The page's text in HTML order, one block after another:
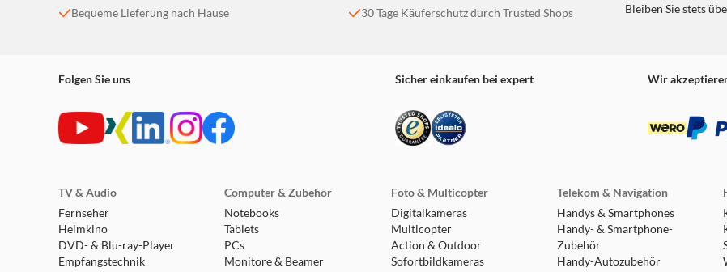
Bequeme Lieferung nach Hause
30 Tage Käuferschutz durch Trusted Shops
Bleiben Sie stets
Folgen Sie uns Sicher einkaufen bei expert Wir
TV & Audio
Fernseher
Heimkino
DVD- & Blu-ray-Player
Empfangstechnik
Computer & Zubehör
Notebooks
Tablets
PCs
Monitore & Beamer
Foto & Multicopter
Digitalkameras
Multicopter
Action & Outdoor
Sofortbildkameras
Telekom & Navigation
Handys & Smartphones
Handy- & Smartphone-
Zubehör
Handy-Autozubehör